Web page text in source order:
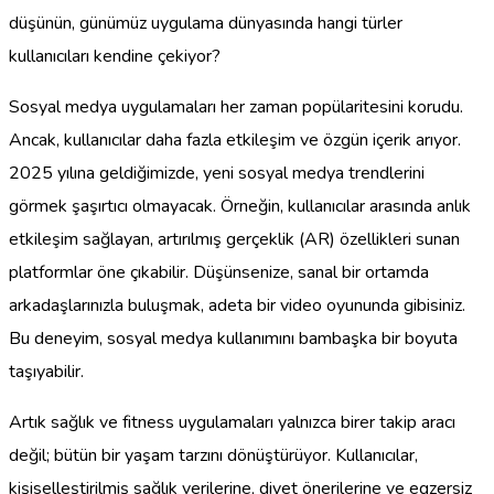
düşünün, günümüz uygulama dünyasında hangi türler
kullanıcıları kendine çekiyor?
Sosyal medya uygulamaları her zaman popülaritesini korudu.
Ancak, kullanıcılar daha fazla etkileşim ve özgün içerik arıyor.
2025 yılına geldiğimizde, yeni sosyal medya trendlerini
görmek şaşırtıcı olmayacak. Örneğin, kullanıcılar arasında anlık
etkileşim sağlayan, artırılmış gerçeklik (AR) özellikleri sunan
platformlar öne çıkabilir. Düşünsenize, sanal bir ortamda
arkadaşlarınızla buluşmak, adeta bir video oyununda gibisiniz.
Bu deneyim, sosyal medya kullanımını bambaşka bir boyuta
taşıyabilir.
Artık sağlık ve fitness uygulamaları yalnızca birer takip aracı
değil; bütün bir yaşam tarzını dönüştürüyor. Kullanıcılar,
kişiselleştirilmiş sağlık verilerine, diyet önerilerine ve egzersiz